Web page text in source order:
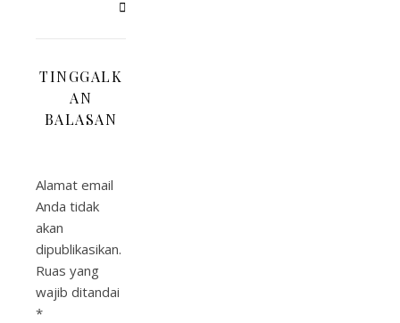
TINGGALK
AN
BALASAN
Alamat email
Anda tidak
akan
dipublikasikan.
Ruas yang
wajib ditandai
*